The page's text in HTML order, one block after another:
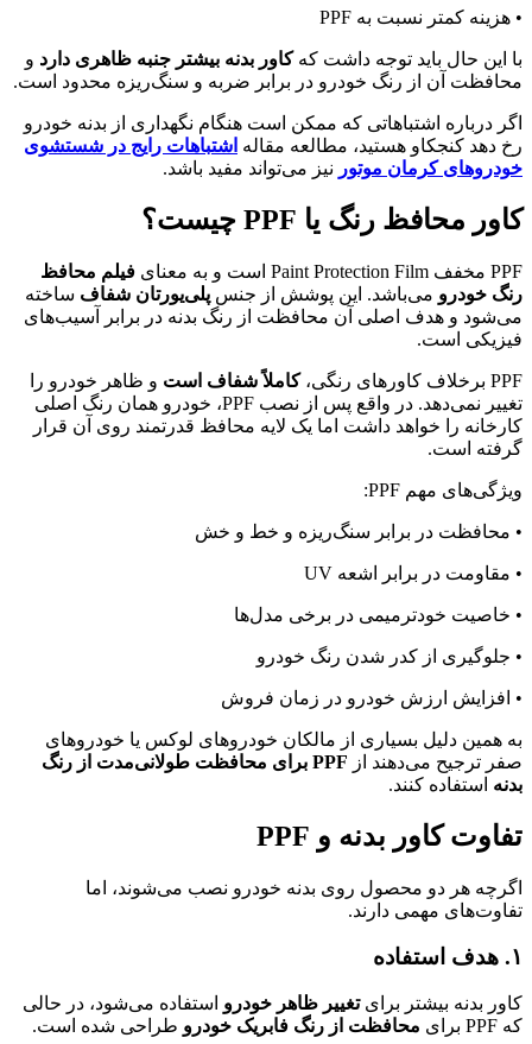
• هزینه کمتر نسبت به PPF
با این حال باید توجه داشت کهکاور بدنه بیشتر جنبه ظاهری دارد و
محافظت آن از رنگ خودرو در برابر ضربه و سنگ‌ریزه محدود است.
اگر درباره اشتباهاتی که ممکن است هنگام نگهداری از بدنه خودرو
رخ دهد کنجکاو هستید، مطالعه مقاله اشتباهات رایج در شستشوی
خودروهای کرمان موتور نیز می‌تواند مفید باشد.
کاور محافظ رنگ یا PPF چیست؟
PPF مخفف Paint Protection Film است و به معنای
فیلم محافظ
رنگ خودرو می‌باشد. این پوشش از جنس پلی‌یورتان شفاف ساخته
می‌شود و هدف اصلی آن محافظت از رنگ بدنه در برابر آسیب‌های
فیزیکی است.
PPF برخلاف کاورهای رنگی، کاملاً شفاف است و ظاهر خودرو را
تغییر نمی‌دهد. در واقع پس از نصب PPF، خودرو همان رنگ اصلی
کارخانه را خواهد داشت اما یک لایه محافظ قدرتمند روی آن قرار
گرفته است.
ویژگی‌های مهم PPF:
• محافظت در برابر سنگ‌ریزه و خط و خش
• مقاومت در برابر اشعه UV
• خاصیت خودترمیمی در برخی مدل‌ها
• جلوگیری از کدر شدن رنگ خودرو
• افزایش ارزش خودرو در زمان فروش
به همین دلیل بسیاری از مالکان خودروهای لوکس یا خودروهای
صفر ترجیح می‌دهند از
PPF برای محافظت طولانی‌مدت از رنگ
بدنه استفاده کنند.
تفاوت کاور بدنه و PPF
اگرچه هر دو محصول روی بدنه خودرو نصب می‌شوند، اما
تفاوت‌های مهمی دارند.
۱. هدف استفاده
کاور بدنه بیشتر برایتغییر ظاهر خودرو استفاده می‌شود، در حالی
که PPF برای
محافظت از رنگ فابریک خودرو طراحی شده است.